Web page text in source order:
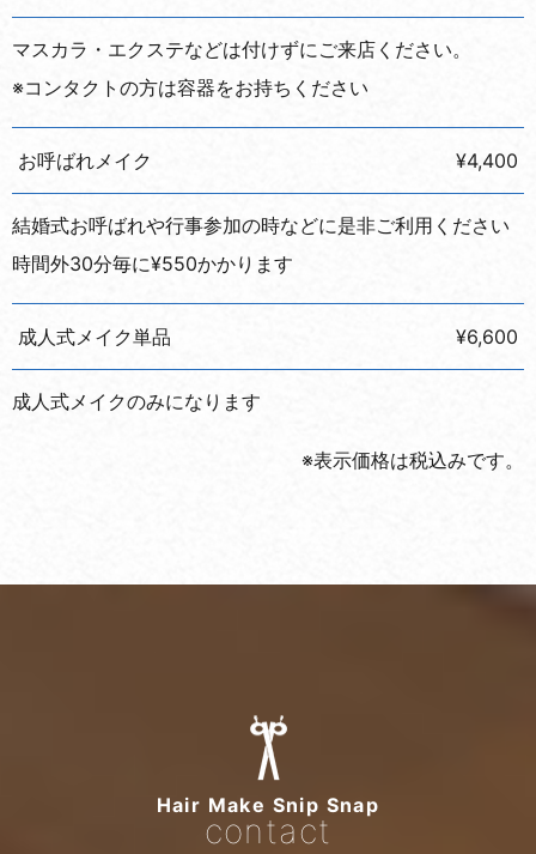
マスカラ・エクステなどは付けずにご来店ください。
※コンタクトの方は容器をお持ちください
お呼ばれメイク ¥4,400
結婚式お呼ばれや行事参加の時などに是非ご利用ください
時間外30分毎に¥550かかります
成人式メイク単品 ¥6,600
成人式メイクのみになります
※表示価格は税込みです。
Hair Make Snip Snap
contact